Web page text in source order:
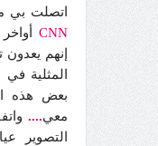
اتصلت بي
CNN
إنهم يعدون
المثلية
بعض هذه
معي....
التصوير